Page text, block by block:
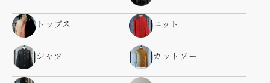
トップス ニット
シャツ カットソー